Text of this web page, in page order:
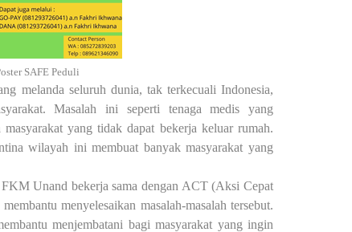
SAFE Peduli
melanda seluruh dunia, tak terkecuali Indonesia,
Masalah ini seperti tenaga medis yang
yang tidak dapat bekerja keluar rumah.
wilayah ini membuat banyak masyarakat yang
Unand bekerja sama dengan ACT (Aksi Cepat
menyelesaikan masalah-masalah tersebut.
menjembatani bagi masyarakat yang ingin